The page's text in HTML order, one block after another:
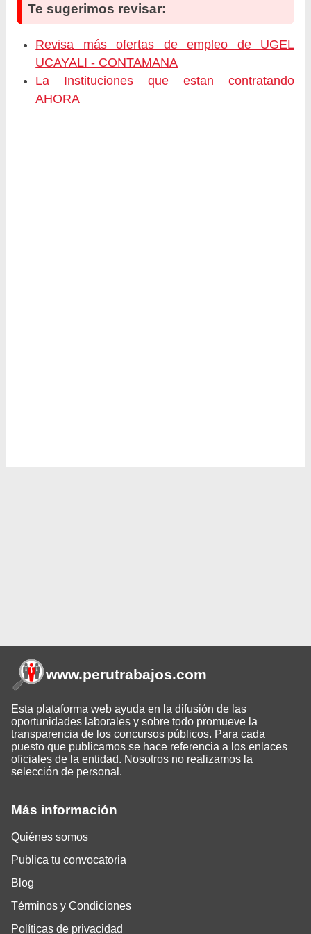
Te sugerimos revisar:
Revisa más ofertas de empleo de UGEL
UCAYALI - CONTAMANA
La Instituciones que estan contratando
AHORA
Más información
Quiénes somos
Publica tu convocatoria
Blog
Términos y Condiciones
Políticas de privacidad
www.perutrabajos.com
Esta plataforma web ayuda en la difusión de las
oportunidades laborales y sobre todo promueve la
transparencia de los concursos públicos. Para cada
puesto que publicamos se hace referencia a los enlaces
oficiales de la entidad. Nosotros no realizamos la
selección de personal.